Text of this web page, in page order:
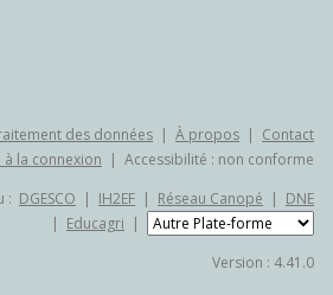
des données | À propos | Contact
à la connexion | Accessibilité : non conforme
: DGESCO | IH2EF | Réseau Canopé | DNE
| Educagri |
Version : 4.41.0